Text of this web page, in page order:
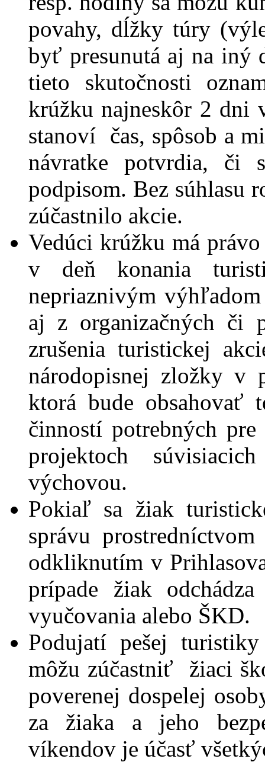
povahy, dĺžky túry
byť presunutá aj na iný
tieto skutočnosti
krúžku najneskôr 2 dni
stanoví čas, spôsob a
návratke potvrdia, či
podpisom. Bez súhlasu
zúčastnilo akcie.
Vedúci krúžku má
v deň konania
nepriaznivým
aj z organizačných či
zrušenia turistickej
národopisnej zložky v
ktorá bude obsahovať
činností potrebných
projektoch
výchovou.
Pokiaľ sa žiak
správu
odkliknutím v
prípade žiak
vyučovania alebo ŠKD.
Podujatí pešej
môžu zúčastniť žiaci
poverenej dospelej
za žiaka a jeho
víkendov je účasť